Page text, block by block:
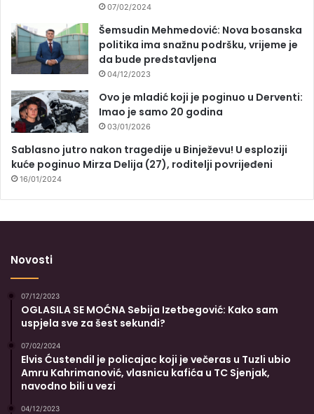
07/02/2024
Šemsudin Mehmedović: Nova bosanska
politika ima snažnu podršku, vrijeme je
da bude predstavljena
04/12/2023
Ovo je mladić koji je poginuo u Derventi:
Imao je samo 20 godina
03/01/2026
Sablasno jutro nakon tragedije u Binježevu! U esploziji
kuće poginuo Mirza Delija (27), roditelji povrijeđeni
16/01/2024
Novosti
07/12/2023
OGLASILA SE MOĆNA Sebija Izetbegović: Kako sam
uspjela sve za šest sekundi?
07/02/2024
Elvis Ćustendil je policajac koji je večeras u Tuzli ubio
Amru Kahrimanović, vlasnicu kafića u TC Sjenjak,
navodno bili u vezi
04/12/2023